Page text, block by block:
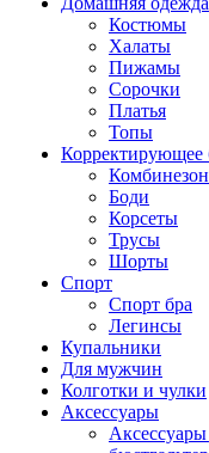
Костюмы
Халаты
Пижамы
Сорочки
Платья
Топы
Корректирующее
Боди
Корсеты
Трусы
Шорты
Спорт
Спорт бра
Легинсы
Купальники
Для мужчин
Колготки и чулки
Аксессуары